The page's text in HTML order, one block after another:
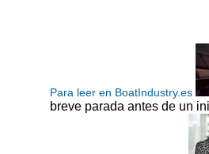
Para leer en BoatIndustry.es
breve parada antes de un